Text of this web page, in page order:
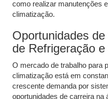
como realizar manutenções
climatização.
Oportunidades
de Refrigeração
O mercado de trabalho para
climatização está em
crescente demanda por
oportunidades de carreira